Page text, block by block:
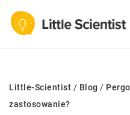
Little-Scientist / Blog /
zastosowanie?